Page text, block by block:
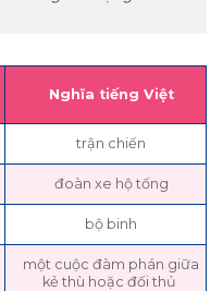
Nghĩa tiếng Việt
trận chiến
đoàn xe hộ tống
bộ binh
một cuộc đàm phán giữa
kẻ thù hoặc đối thủ